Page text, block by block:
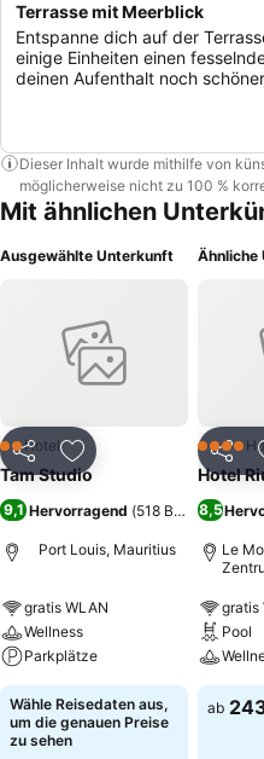
Terrasse mit Meerblick
Entspanne dich auf der
einige Einheiten einen
deinen Aufenthalt noch
Dieser Inhalt wurde mithilfe von
möglicherweise nicht zu 100 %
Mit ähnlichen
Ausgewählte Unterkunft
Teilen Zu Favoriten
2 Sterne
Hotel
Tam Studio
9,1 Hervorragend (518 Bewertungen)
Port Louis, Mauritius
gratis WLAN
Wellness
Parkplätze
Wähle Reisedaten aus,
um die genauen Preise
zu sehen
Ähnliche
Teilen
4 Sterne
Hotel
8,5
Le
gratis
Pool
ab